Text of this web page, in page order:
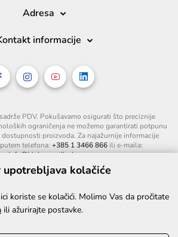
Adresa
informacije
PDV. Pokušavamo osigurati što preciznije
ograničenja ne možemo garantirati potpunu
proizvoda. Za najažurnije informacije
telefona: +385 1 3466 866 ili e-maila:
info@biokozmetika.hr.
kolačiće
koriste se kolačići. Molimo Vas da pročitate
ili ažurirajte postavke.